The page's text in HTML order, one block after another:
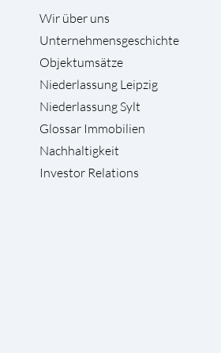
Wir über uns
Unternehmensgeschichte
Objektumsätze
Niederlassung Leipzig
Niederlassung Sylt
Glossar Immobilien
Nachhaltigkeit
Investor Relations